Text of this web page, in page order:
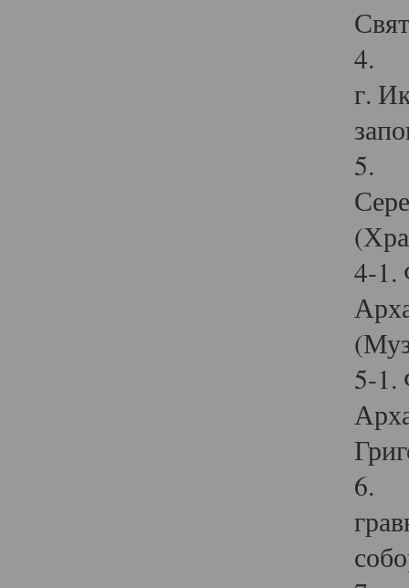
4.
г.
5.
4-1.
5-1.
6.